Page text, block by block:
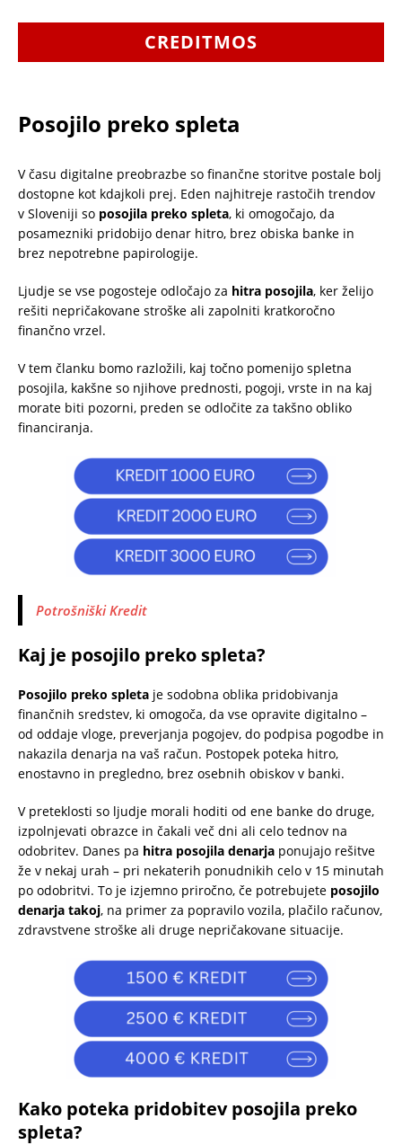
CREDITMOS
Posojilo preko spleta
V času digitalne preobrazbe so finančne storitve postale bolj
dostopne kot kdajkoli prej. Eden najhitreje rastočih trendov
v Sloveniji so posojila preko spleta, ki omogočajo, da
posamezniki pridobijo denar hitro, brez obiska banke in
brez nepotrebne papirologije.
Ljudje se vse pogosteje odločajo za hitra posojila, ker želijo
rešiti nepričakovane stroške ali zapolniti kratkoročno
finančno vrzel.
V tem članku bomo razložili, kaj točno pomenijo spletna
posojila, kakšne so njihove prednosti, pogoji, vrste in na kaj
morate biti pozorni, preden se odločite za takšno obliko
financiranja.
Potrošniški Kredit
Kaj je posojilo preko spleta?
Posojilo preko spleta je sodobna oblika pridobivanja
finančnih sredstev, ki omogoča, da vse opravite digitalno –
od oddaje vloge, preverjanja pogojev, do podpisa pogodbe in
nakazila denarja na vaš račun. Postopek poteka hitro,
enostavno in pregledno, brez osebnih obiskov v banki.
V preteklosti so ljudje morali hoditi od ene banke do druge,
izpolnjevati obrazce in čakali več dni ali celo tednov na
odobritev. Danes pa hitra posojila denarja ponujajo rešitve
že v nekaj urah – pri nekaterih ponudnikih celo v 15 minutah
po odobritvi. To je izjemno priročno, če potrebujete posojilo
denarja takoj, na primer za popravilo vozila, plačilo računov,
zdravstvene stroške ali druge nepričakovane situacije.
Kako poteka pridobitev posojila preko
spleta?